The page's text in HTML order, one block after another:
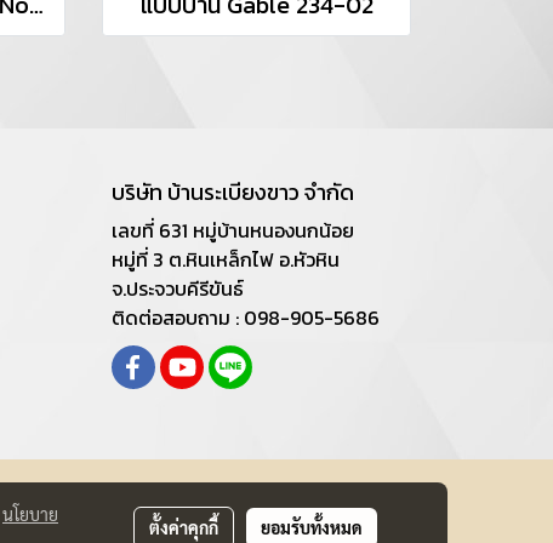
บริษัท บ้านระเบียงขาว จำกัด
เลขที่ 631 หมู่บ้านหนองนกน้อย
หมู่ที่ 3 ต.หินเหล็กไฟ อ.หัวหิน
จ.ประจวบคีรีขันธ์
ติดต่อสอบถาม : 098-905-5686
นโยบาย
ตั้งค่าคุกกี้ ยอมรับทั้งหมด